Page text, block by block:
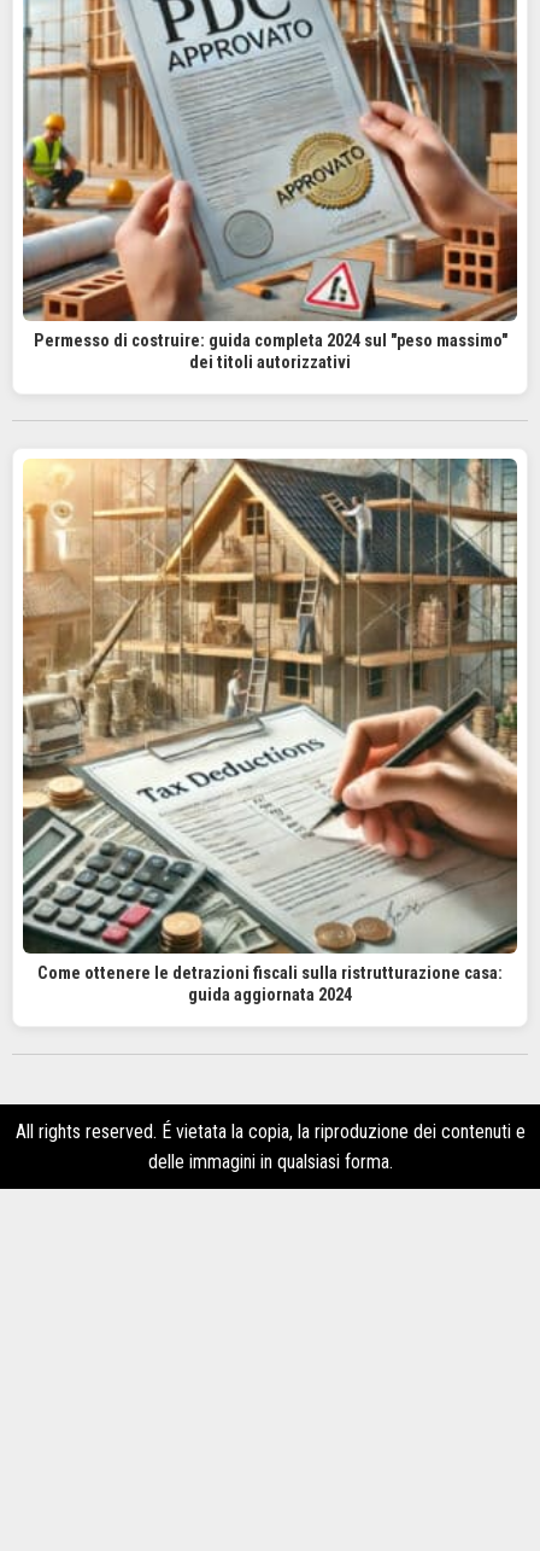
Permesso di costruire: guida completa 2024 sul "peso massimo"
dei titoli autorizzativi
Come ottenere le detrazioni fiscali sulla ristrutturazione casa:
guida aggiornata 2024
All rights reserved. É vietata la copia, la riproduzione dei contenuti e
delle immagini in qualsiasi forma.